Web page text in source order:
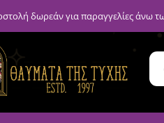
δωρεάν για παραγγελίες άνω